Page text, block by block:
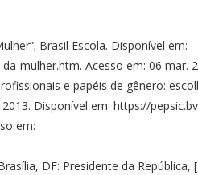
Brasil Escola. Disponível em:
mulher.htm. Acesso em: 06 mar.
e papéis de gênero:
Disponível em: https://
em:
DF: Presidente da República,